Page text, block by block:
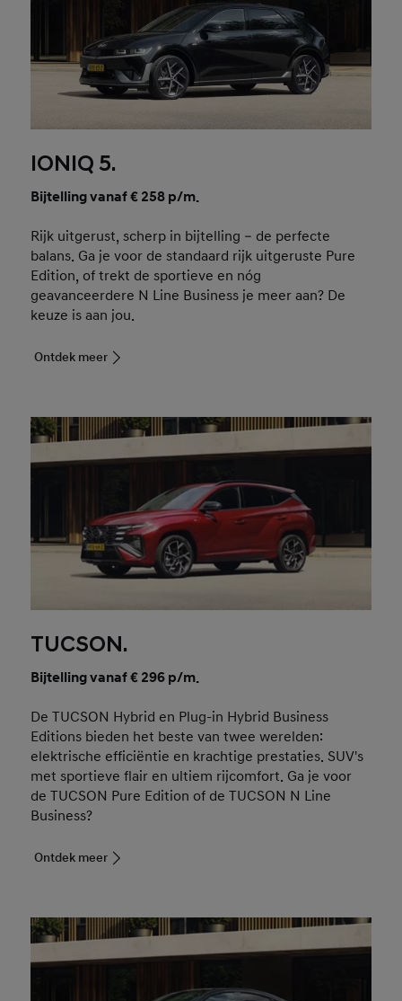
IONIQ 5.
Bijtelling vanaf € 258 p/m.
Rijk uitgerust, scherp in bijtelling – de perfecte
balans. Ga je voor de standaard rijk uitgeruste Pure
Edition, of trekt de sportieve en nóg
geavanceerdere N Line Business je meer aan? De
keuze is aan jou.
Ontdek meer
TUCSON.
Bijtelling vanaf € 296 p/m.
De TUCSON Hybrid en Plug-in Hybrid Business
Editions bieden het beste van twee werelden:
elektrische efficiëntie en krachtige prestaties. SUV's
met sportieve flair en ultiem rijcomfort. Ga je voor
de TUCSON Pure Edition of de TUCSON N Line
Business?
Ontdek meer